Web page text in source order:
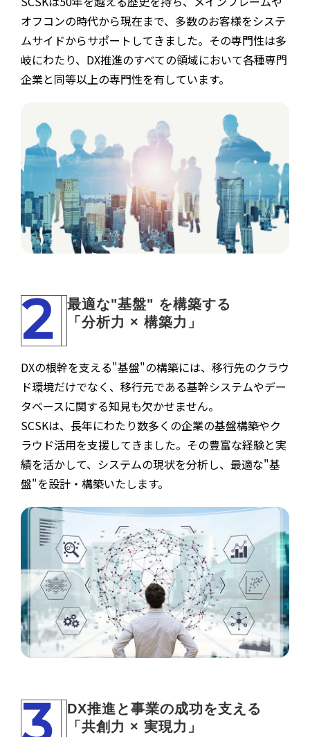
オフコンの時代から現在まで、多数のお客様をシステ
ムサイドからサポートしてきました。その専門性は多
岐にわたり、DX推進のすべての領域において各種専門
企業と同等以上の専門性を有しています。
2
最適な"基盤" を構築する
「分析力 × 構築力」
DXの根幹を支える"基盤"の構築には、移行先のクラウ
ド環境だけでなく、移行元である基幹システムやデー
タベースに関する知見も欠かせません。
SCSKは、長年にわたり数多くの企業の基盤構築やク
ラウド活用を支援してきました。その豊富な経験と実
績を活かして、システムの現状を分析し、最適な"基
盤"を設計・構築いたします。
DX推進と事業の成功を支える
「共創力 × 実現力」